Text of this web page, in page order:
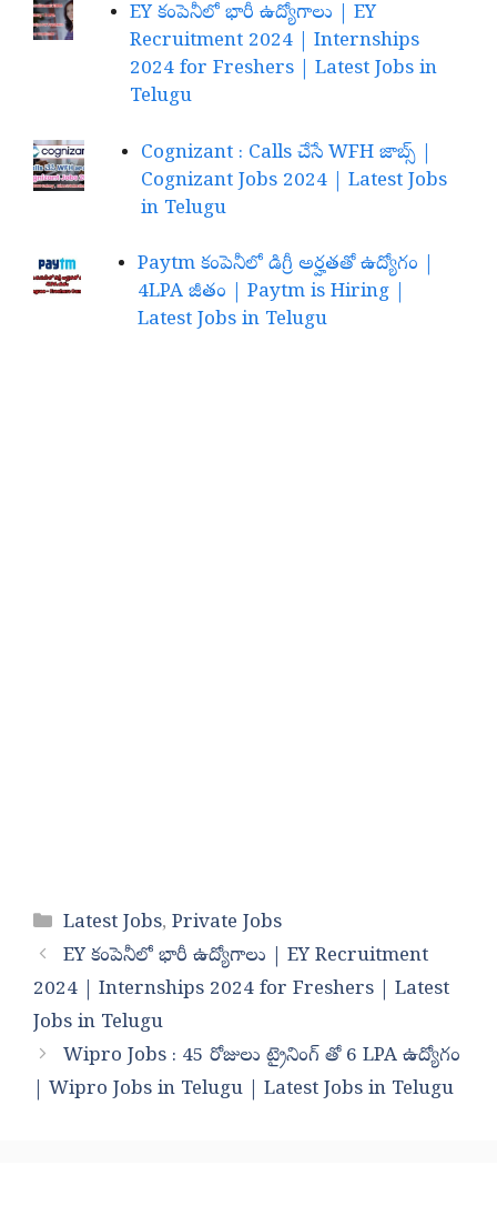
EY కంపెనీలో భారీ ఉద్యోగాలు | EY
Recruitment 2024 | Internships
2024 for Freshers | Latest Jobs in
Telugu
Cognizant : Calls చేసే WFH జాబ్స్ |
Cognizant Jobs 2024 | Latest Jobs
in Telugu
Paytm కంపెనీలో డిగ్రీ అర్హతతో ఉద్యోగం |
4LPA జీతం | Paytm is Hiring |
Latest Jobs in Telugu
Categories
Latest Jobs,Private Jobs
EY కంపెనీలో భారీ ఉద్యోగాలు | EY Recruitment
2024 | Internships 2024 for Freshers | Latest
Jobs in Telugu
Wipro Jobs : 45 రోజులు ట్రైనింగ్ తో 6 LPA ఉద్యోగం
| Wipro Jobs in Telugu | Latest Jobs in Telugu